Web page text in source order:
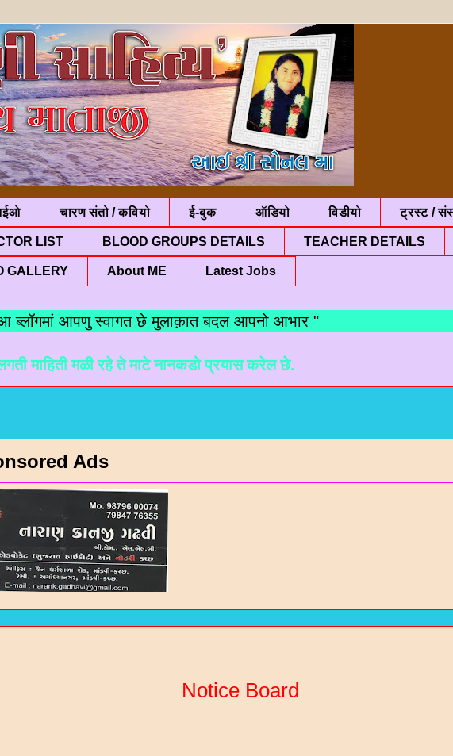
चारण संतो / कवियो ई-बुक ऑडियो विडीयो ट्रस्ट /
LIST BLOOD GROUPS DETAILS TEACHER DETAILS
GALLERY About ME Latest Jobs
आपणु स्वागत छे मुलाक़ात बदल आपनो आभार "
मळी रहे ते माटे नानकडो प्रयास करेल छे.
Ads
Notice Board